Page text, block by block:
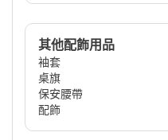
其他配飾用品
袖套
桌旗
保安腰帶
配飾